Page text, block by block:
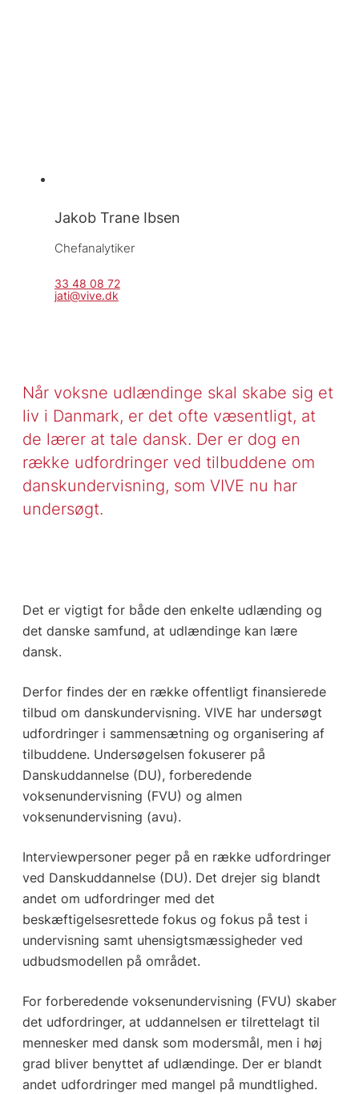
Jakob Trane Ibsen
Chefanalytiker
33 48 08 72
jati@vive.dk
Når voksne udlændinge skal skabe sig et
liv i Danmark, er det ofte væsentligt, at
de lærer at tale dansk. Der er dog en
række udfordringer ved tilbuddene om
danskundervisning, som VIVE nu har
undersøgt.
Det er vigtigt for både den enkelte udlænding og
det danske samfund, at udlændinge kan lære
dansk.
Derfor findes der en række offentligt finansierede
tilbud om danskundervisning. VIVE har undersøgt
udfordringer i sammensætning og organisering af
tilbuddene. Undersøgelsen fokuserer på
Danskuddannelse (DU), forberedende
voksenundervisning (FVU) og almen
voksenundervisning (avu).
Interviewpersoner peger på en række udfordringer
ved Danskuddannelse (DU). Det drejer sig blandt
andet om udfordringer med det
beskæftigelsesrettede fokus og fokus på test i
undervisning samt uhensigtsmæssigheder ved
udbudsmodellen på området.
For forberedende voksenundervisning (FVU) skaber
det udfordringer, at uddannelsen er tilrettelagt til
mennesker med dansk som modersmål, men i høj
grad bliver benyttet af udlændinge. Der er blandt
andet udfordringer med mangel på mundtlighed.